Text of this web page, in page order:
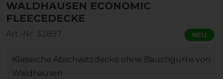
WALDHAUSEN ECONOMIC
FLEECEDECKE
Art.-Nr: 32897 NEU
Klassische Abschwitzdecke ohne Bauchgurte von
Waldhausen